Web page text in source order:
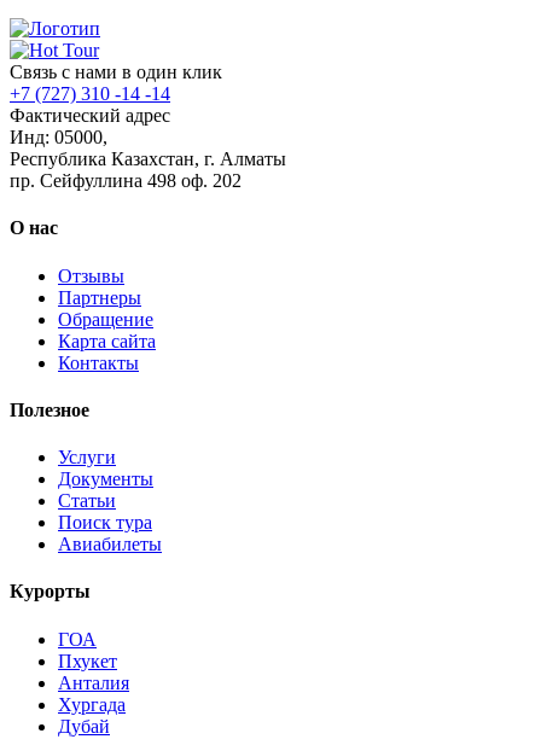
Связь с нами в один клик
+7 (727) 310 -14 -14
Фактический адрес
Инд: 05000,
Республика Казахстан, г. Алматы
пр. Сейфуллина 498 оф. 202
О нас
Отзывы
Партнеры
Обращение
Карта сайта
Контакты
Полезное
Услуги
Документы
Статьи
Поиск тура
Авиабилеты
Курорты
ГОА
Пхукет
Анталия
Хургада
Дубай